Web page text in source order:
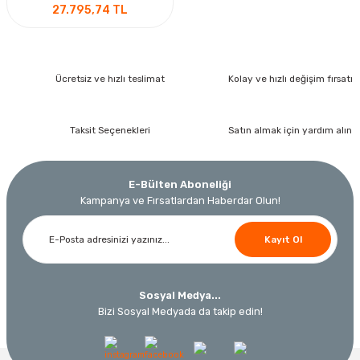
27.795,74 TL
Ücretsiz ve hızlı teslimat Kolay ve hızlı değişim fırsatı
Taksit Seçenekleri Satın almak için yardım alın
E-Bülten Aboneliği
Kampanya ve Fırsatlardan Haberdar Olun!
Kayıt Ol
Sosyal Medya...
Bizi Sosyal Medyada da takip edin!